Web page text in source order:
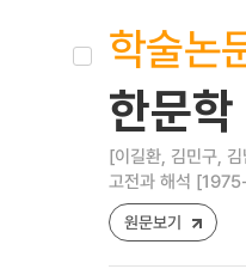
학술논
한문
[이길환, 김민구,
고전과 해석
원문보기